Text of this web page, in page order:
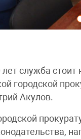
служба
городской
Акулов.